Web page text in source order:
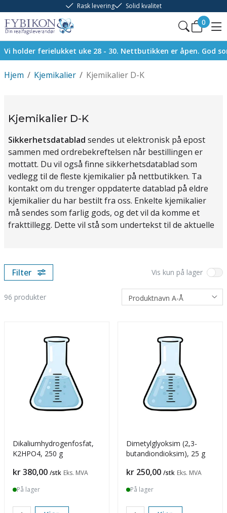
Rask levering Solid kvalitet
0
Vi holder ferielukket uke 28 - 30. Nettbutikken er åpen. God
/
Hjem /
Kjemikalier Kjemikalier D-K
Kjemikalier D-K
Sikkerhetsdatablad sendes ut elektronisk på epost
sammen med ordrebekreftelsen når bestillingen er
mottatt. Du vil også finne sikkerhetsdatablad som
vedlegg til de fleste kjemikalier på nettbutikken. Ta
kontakt om du trenger oppdaterte datablad på eldre
kjemikalier du har bestilt fra oss. Enkelte kjemikalier
må sendes som farlig gods, og det vil da komme et
frakttillegg. Dette vil stå som undertekst til de aktuelle
Filter Vis kun på lager
96 produkter
Dikaliumhydrogenfosfat,
K2HPO4, 250 g
Pris
kr 380,00 /stk Eks. MVA
På lager
Dimetylglyoksim (2,3-
butandiondioksim), 25 g
Pris
kr 250,00 /stk Eks. MVA
På lager